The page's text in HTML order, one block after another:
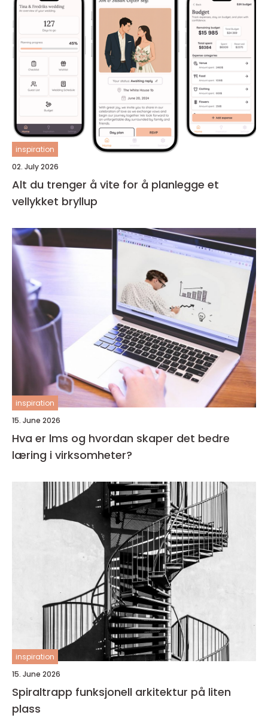
inspiration
02. July 2026
Alt du trenger å vite for å planlegge et
vellykket bryllup
inspiration
15. June 2026
Hva er lms og hvordan skaper det bedre
læring i virksomheter?
inspiration
15. June 2026
Spiraltrapp funksjonell arkitektur på liten
plass